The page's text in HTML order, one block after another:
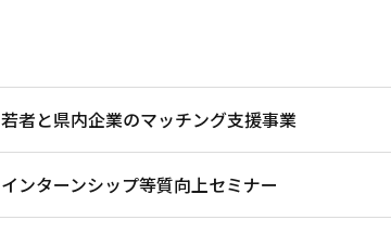
若者と県内企業のマッチング支援事業
インターンシップ等質向上セミナー